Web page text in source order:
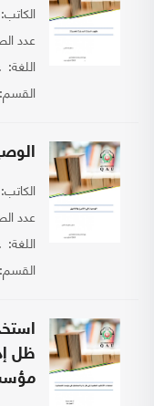
الكاتب:
عدد
اللغة:
القسم:
الكاتب:
عدد
اللغة:
القسم:
ظل